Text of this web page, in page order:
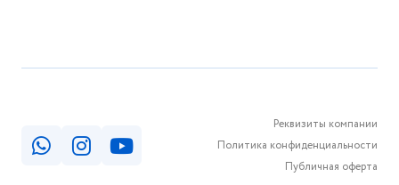
Реквизиты компании
Политика конфиденциальности
Публичная оферта